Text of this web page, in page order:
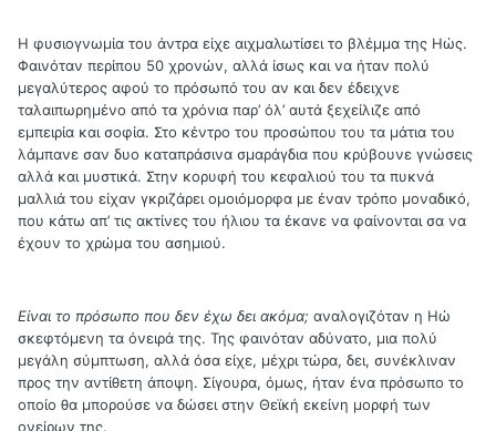
Η φυσιογνωμία του άντρα είχε αιχμαλωτίσει το βλέμμα της Ηώς.
Φαινόταν περίπου 50 χρονών, αλλά ίσως και να ήταν πολύ
μεγαλύτερος αφού το πρόσωπό του αν και δεν έδειχνε
ταλαιπωρημένο από τα χρόνια παρ’ όλ’ αυτά ξεχείλιζε από
εμπειρία και σοφία. Στο κέντρο του προσώπου του τα μάτια του
λάμπανε σαν δυο καταπράσινα σμαράγδια που κρύβουνε γνώσεις
αλλά και μυστικά. Στην κορυφή του κεφαλιού του τα πυκνά
μαλλιά του είχαν γκριζάρει ομοιόμορφα με έναν τρόπο μοναδικό,
που κάτω απ’ τις ακτίνες του ήλιου τα έκανε να φαίνονται σα να
έχουν το χρώμα του ασημιού.
Είναι το πρόσωπο που δεν έχω δει ακόμα; αναλογιζόταν η Ηώ
σκεφτόμενη τα όνειρά της. Της φαινόταν αδύνατο, μια πολύ
μεγάλη σύμπτωση, αλλά όσα είχε, μέχρι τώρα, δει, συνέκλιναν
προς την αντίθετη άποψη. Σίγουρα, όμως, ήταν ένα πρόσωπο το
οποίο θα μπορούσε να δώσει στην Θεϊκή εκείνη μορφή των
ονείρων της.